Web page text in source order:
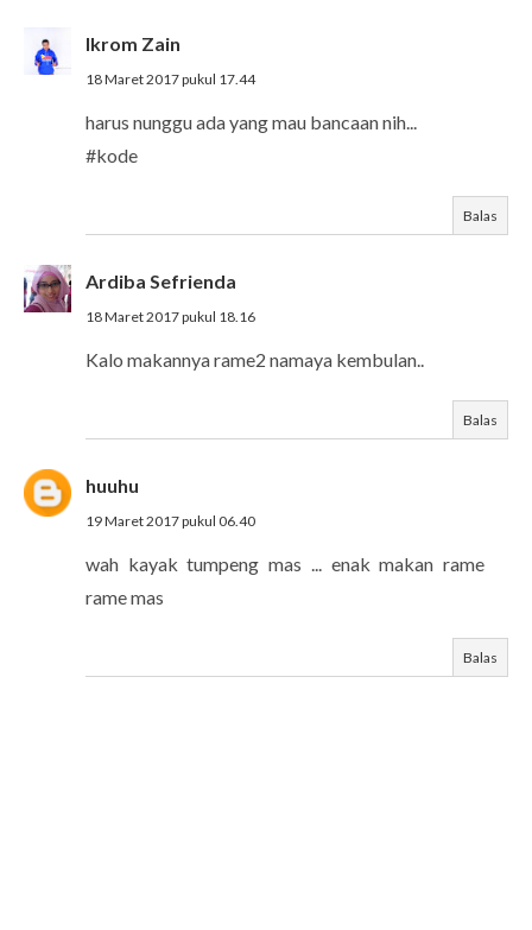
Ikrom Zain
18 Maret 2017 pukul 17.44
harus nunggu ada yang mau bancaan nih...
#kode
Balas
Ardiba Sefrienda
18 Maret 2017 pukul 18.16
Kalo makannya rame2 namaya kembulan..
Balas
huuhu
19 Maret 2017 pukul 06.40
wah kayak tumpeng mas ... enak makan rame
rame mas
Balas